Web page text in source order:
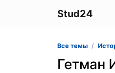
Stud24
Все темы
Гетман